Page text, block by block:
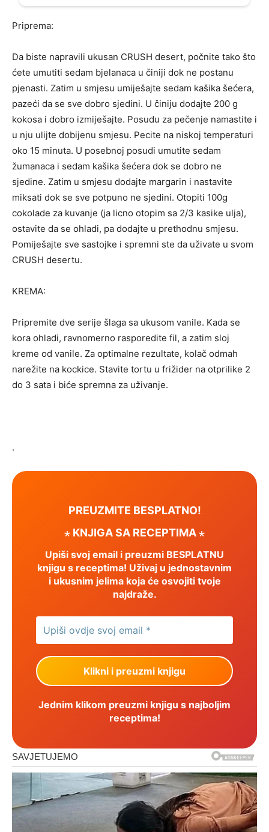
Priprema:
Da biste napravili ukusan CRUSH desert, počnite tako što
ćete umutiti sedam bjelanaca u činiji dok ne postanu
pjenasti. Zatim u smjesu umiješajte sedam kašika šećera,
pazeći da se sve dobro sjedini. U činiju dodajte 200 g
kokosa i dobro izmiješajte. Posudu za pečenje namastite i
u nju ulijte dobijenu smjesu. Pecite na niskoj temperaturi
oko 15 minuta. U posebnoj posudi umutite sedam
žumanaca i sedam kašika šećera dok se dobro ne
sjedine. Zatim u smjesu dodajte margarin i nastavite
miksati dok se sve potpuno ne sjedini. Otopiti 100g
cokolade za kuvanje (ja licno otopim sa 2/3 kasike ulja),
ostavite da se ohladi, pa dodajte u prethodnu smjesu.
Pomiješajte sve sastojke i spremni ste da uživate u svom
CRUSH desertu.
KREMA:
Pripremite dve serije šlaga sa ukusom vanile. Kada se
kora ohladi, ravnomerno rasporedite fil, a zatim sloj
kreme od vanile. Za optimalne rezultate, kolač odmah
narežite na kockice. Stavite tortu u frižider na otprilike 2
do 3 sata i biće spremna za uživanje.
.
PREUZMITE BESPLATNO!
⋆ KNJIGA SA RECEPTIMA ⋆
Upiši svoj email i preuzmi BESPLATNU
knjigu s receptima! Uživaj u jednostavnim
i ukusnim jelima koja će osvojiti tvoje
najdraže.
Jednim klikom preuzmi knjigu s najboljim
receptima!